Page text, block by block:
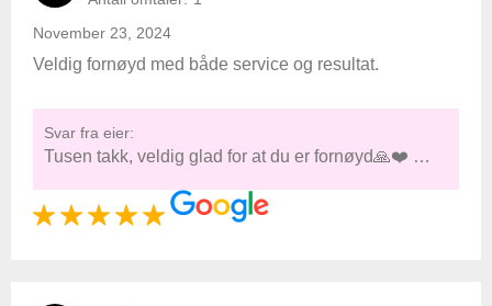
November 23, 2024
Veldig fornøyd med både service og resultat.
Svar fra eier:
Tusen takk, veldig glad for at du er fornøyd🙏❤️ …